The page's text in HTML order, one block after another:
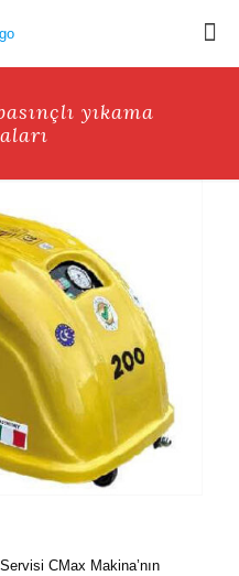
yıkama
CMax Makina’nın